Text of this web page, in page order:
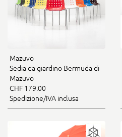
Mazuvo
Sedia da giardino Bermuda di
Mazuvo
CHF 179.00
Spedizione/IVA inclusa